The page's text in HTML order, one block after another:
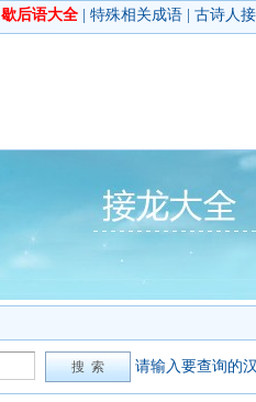
歇后语大全 特殊相关成语 古诗人
请输入要查询的